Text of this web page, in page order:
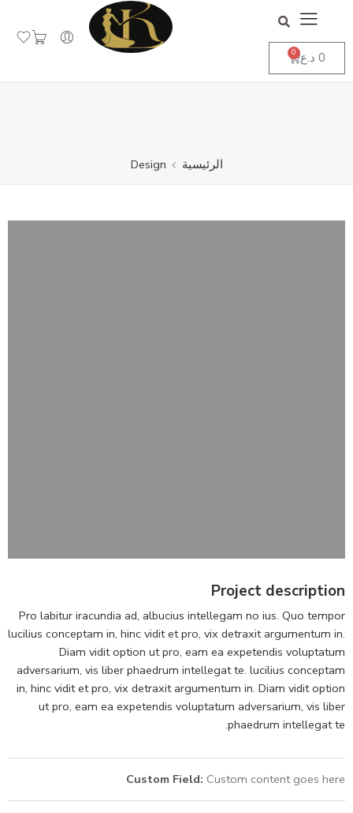
جاهز لاستقبال طلباتكم
0 د.ع 0
الرئيسية Design
Project description
Pro labitur iracundia ad, albucius intellegam no ius. Quo tempor
lucilius conceptam in, hinc vidit et pro, vix detraxit argumentum in.
Diam vidit option ut pro, eam ea expetendis voluptatum
adversarium, vis liber phaedrum intellegat te. lucilius conceptam
in, hinc vidit et pro, vix detraxit argumentum in. Diam vidit option
ut pro, eam ea expetendis voluptatum adversarium, vis liber
phaedrum intellegat te.
Custom Field: Custom content goes here